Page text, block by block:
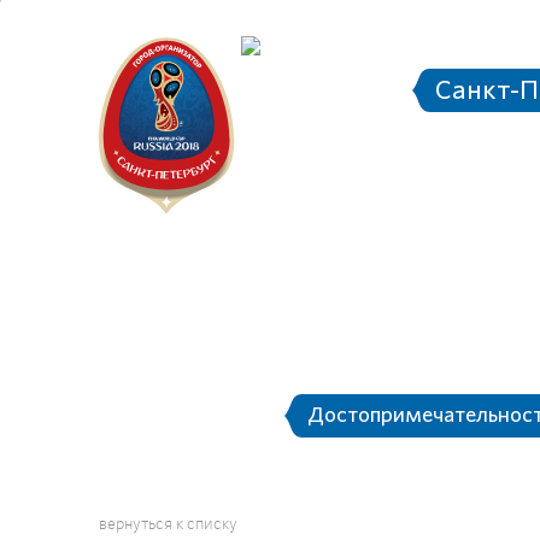
Санкт-
вернуться к списку